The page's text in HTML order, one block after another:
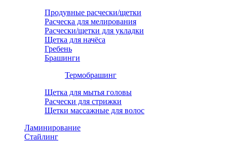
Продувные расчески/щетки
Расческа для мелирования
Расчески/щетки для укладки
Щетка для начёса
Гребень
Брашинги
Термобрашинг
Щетка для мытья головы
Расчески для стрижки
Щетки массажные для волос
Ламинирование
Стайлинг